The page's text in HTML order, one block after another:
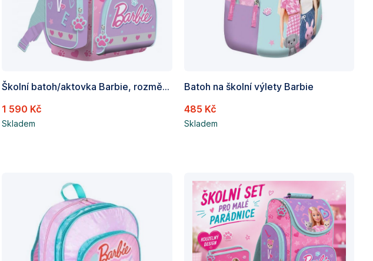
Školní batoh/aktovka Barbie, rozměry: 350 x 250 x 150mm(vnitřní roz.)
1 590 Kč
Skladem
Batoh na školní výlety Barbie
485 Kč
Skladem